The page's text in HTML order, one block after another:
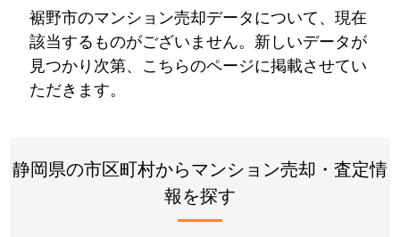
裾野市のマンション売却データについて、現在
該当するものがございません。新しいデータが
見つかり次第、こちらのページに掲載させてい
ただきます。
静岡県の市区町村からマンション売却・査定情
報を探す